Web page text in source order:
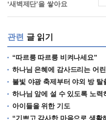
‘새벽제단’을 쌓아요
관련 글 읽기
“따르릉 따르릉 비켜나세요”
하나님 은혜에 감사드리는 어린
불빛 야광 축제부터 야외 방 탈
하나님 앞에 설 수 있도록 노력
아이들을 위한 기도
“기쁘고 감사한 마음으로 생활해